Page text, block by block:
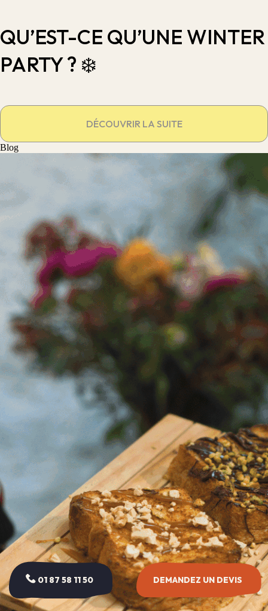
01 87 58 11 50 DEMANDEZ UN DEVIS
QU’EST-CE QU’UNE WINTER
PARTY ? ❄️
DÉCOUVRIR LA SUITE
Blog